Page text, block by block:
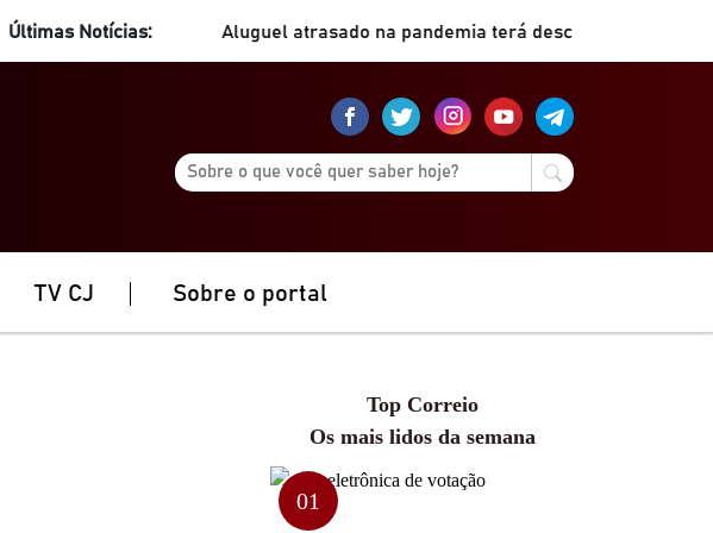
Últimas Notícias: Aluguel atrasado na pandemia terá desconto de 50%
TV CJ Sobre o portal
Top Correio
Os mais lidos da semana
01